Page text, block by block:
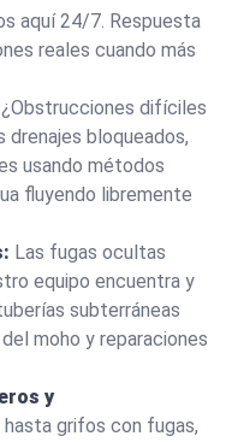
aquí 24/7. Respuesta
reales cuando más
¿Obstrucciones difíciles
drenajes bloqueados,
usando métodos
fluyendo libremente
Las fugas ocultas
equipo encuentra y
subterráneas
moho y reparaciones
y
grifos con fugas,